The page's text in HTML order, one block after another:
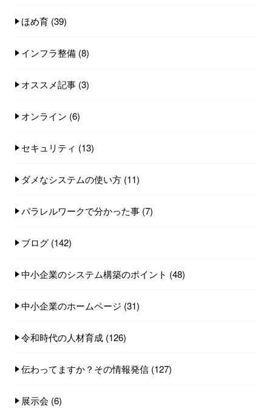
ほめ育 (39)
インフラ整備 (8)
オススメ記事 (3)
オンライン (6)
セキュリティ (13)
ダメなシステムの使い方 (11)
パラレルワークで分かった事 (7)
ブログ (142)
中小企業のシステム構築のポイント (48)
中小企業のホームページ (31)
令和時代の人材育成 (126)
伝わってますか？その情報発信 (127)
展示会 (6)